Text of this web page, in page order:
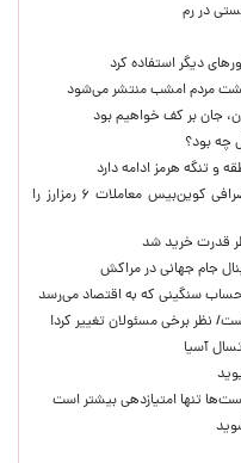
در رم
دیگر استفاده کرد
مردم امشب منتشر می‌شود
جان بر کف خواهیم بود
چه بود؟
و تنگه هرمز ادامه دارد
آخرین وضعیت بازار رمزارزها در جهان / صرافی کوین‌بیس معاملات ۶ رمزارز را
قدرت خرید شد
جام جهانی در مراکش
سنگینی که به اقتصاد می‌رسد
نظر برخی مسئولان تغییر کرد!
آسیا
تنها امتیازدهی‌ بیشتر است